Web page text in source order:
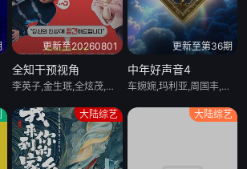
更新至20260801
全知干预视角
李英子,金生珉,全炫茂,宋恩伊,梁世亨,洪真英,柳炳宰
更新至第36期
中年好声音4
车婉婉,玛利亚,周国丰,张佳添,海儿,谷娅溦,郑衍峰
大陆综艺 大陆综艺